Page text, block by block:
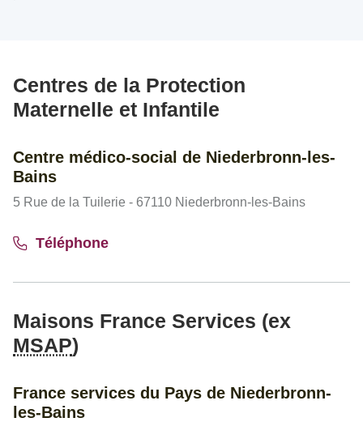
Centres de la Protection
Maternelle et Infantile
Centre médico-social de Niederbronn-les-
Bains
5 Rue de la Tuilerie - 67110 Niederbronn-les-Bains
Téléphone
Maisons France Services (ex
MSAP)
France services du Pays de Niederbronn-
les-Bains